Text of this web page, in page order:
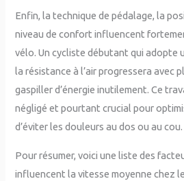
Enfin, la technique de pédalage, la
niveau de confort influencent
vélo. Un cycliste débutant qui adopte
la résistance à l’air progressera avec
gaspiller d’énergie inutilement. Ce
négligé et pourtant crucial pour
d’éviter les douleurs au dos ou au cou.
Pour résumer, voici une liste des
influencent la vitesse moyenne chez